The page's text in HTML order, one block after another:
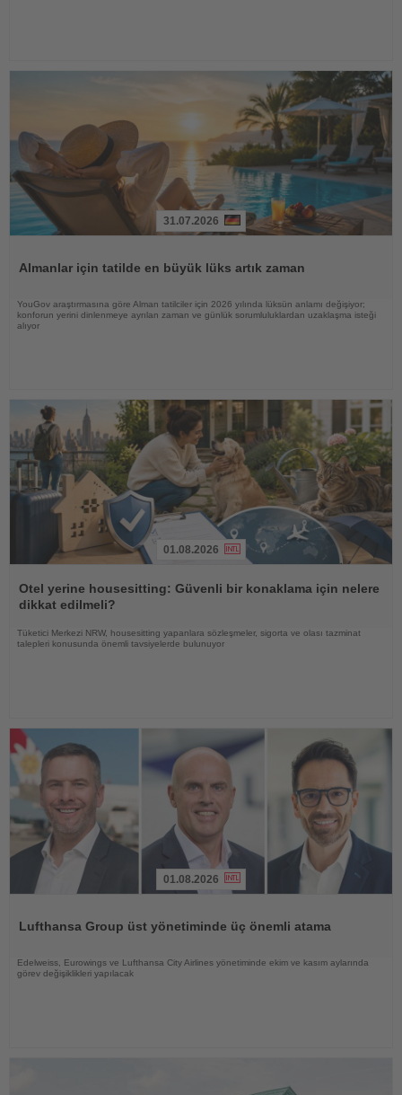
31.07.2026
Almanlar için tatilde en büyük lüks artık zaman
YouGov araştırmasına göre Alman tatilciler için 2026 yılında lüksün anlamı değişiyor;
konforun yerini dinlenmeye ayrılan zaman ve günlük sorumluluklardan uzaklaşma isteği
alıyor
Oku
01.08.2026
Otel yerine housesitting: Güvenli bir konaklama için nelere
dikkat edilmeli?
Tüketici Merkezi NRW, housesitting yapanlara sözleşmeler, sigorta ve olası tazminat
talepleri konusunda önemli tavsiyelerde bulunuyor
01.08.2026
Lufthansa Group üst yönetiminde üç önemli atama
Edelweiss, Eurowings ve Lufthansa City Airlines yönetiminde ekim ve kasım aylarında
görev değişiklikleri yapılacak